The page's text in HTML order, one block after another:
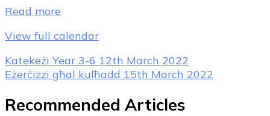
Read more
View full calendar
Post
Navigation
Katekeżi Year 3-6 12th March 2022
Eżerċizzi għal kulħadd 15th March 2022
Recommended Articles